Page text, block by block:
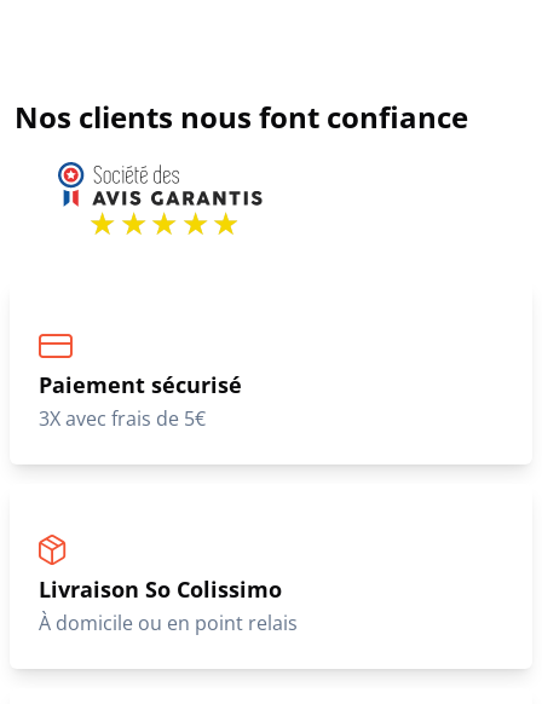
Nos clients nous font confiance
Paiement sécurisé
3X avec frais de 5€
Livraison So Colissimo
À domicile ou en point relais